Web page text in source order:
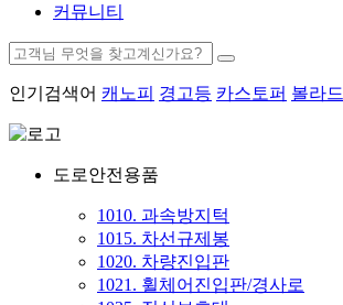
커뮤니티
인기검색어 캐노피 경고등 카스토퍼 볼라드
도로안전용품
1010. 과속방지턱
1015. 차선규제봉
1020. 차량진입판
1021. 휠체어진입판/경사로